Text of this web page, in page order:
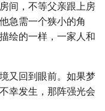
间，不等父亲跟上房
急需一个狭小的角
绘的一样，一家人和
又回到眼前。如果梦
幸发生，那阵强光会